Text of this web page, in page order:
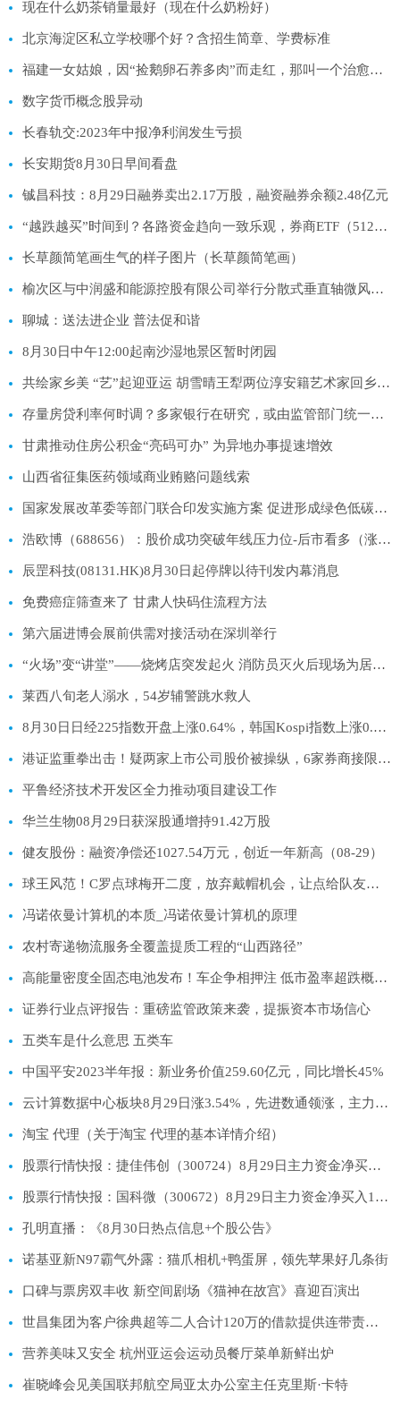
现在什么奶茶销量最好（现在什么奶粉好）
北京海淀区私立学校哪个好？含招生简章、学费标准
福建一女姑娘，因“捡鹅卵石养多肉”而走红，那叫一个治愈，晒晒
数字货币概念股异动
长春轨交:2023年中报净利润发生亏损
长安期货8月30日早间看盘
铖昌科技：8月29日融券卖出2.17万股，融资融券余额2.48亿元
“越跌越买”时间到？各路资金趋向一致乐观，券商ETF（512000）单日获超3亿元增仓，杠杆资金同步加码
长草颜简笔画生气的样子图片（长草颜简笔画）
榆次区与中润盛和能源控股有限公司举行分散式垂直轴微风发电项目合作框架协议签约仪式
聊城：送法进企业 普法促和谐
8月30日中午12:00起南沙湿地景区暂时闭园
共绘家乡美 “艺”起迎亚运 胡雪晴王犁两位淳安籍艺术家回乡办展
存量房贷利率何时调？多家银行在研究，或由监管部门统一部署
甘肃推动住房公积金“亮码可办” 为异地办事提速增效
山西省征集医药领域商业贿赂问题线索
国家发展改革委等部门联合印发实施方案 促进形成绿色低碳产业竞争优势
浩欧博（688656）：股价成功突破年线压力位-后市看多（涨）（08-30）
辰罡科技(08131.HK)8月30日起停牌以待刊发内幕消息
免费癌症筛查来了 甘肃人快码住流程方法
第六届进博会展前供需对接活动在深圳举行
“火场”变“讲堂”——烧烤店突发起火 消防员灭火后现场为居民讲解防火知识
莱西八旬老人溺水，54岁辅警跳水救人
8月30日日经225指数开盘上涨0.64%，韩国Kospi指数上涨0.91%
港证监重拳出击！疑两家上市公司股价被操纵，6家券商接限制通知书
平鲁经济技术开发区全力推动项目建设工作
华兰生物08月29日获深股通增持91.42万股
健友股份：融资净偿还1027.54万元，创近一年新高（08-29）
球王风范！C罗点球梅开二度，放弃戴帽机会，让点给队友主罚
冯诺依曼计算机的本质_冯诺依曼计算机的原理
农村寄递物流服务全覆盖提质工程的“山西路径”
高能量密度全固态电池发布！车企争相押注 低市盈率超跌概念股出炉
证券行业点评报告：重磅监管政策来袭，提振资本市场信心
五类车是什么意思 五类车
中国平安2023半年报：新业务价值259.60亿元，同比增长45%
云计算数据中心板块8月29日涨3.54%，先进数通领涨，主力资金净流入36.29亿元
淘宝 代理（关于淘宝 代理的基本详情介绍）
股票行情快报：捷佳伟创（300724）8月29日主力资金净买入4197.82万元
股票行情快报：国科微（300672）8月29日主力资金净买入1852.42万元
孔明直播：《8月30日热点信息+个股公告》
诺基亚新N97霸气外露：猫爪相机+鸭蛋屏，领先苹果好几条街
口碑与票房双丰收 新空间剧场《猫神在故宫》喜迎百演出
世昌集团为客户徐典超等二人合计120万的借款提供连带责任保证担保
营养美味又安全 杭州亚运会运动员餐厅菜单新鲜出炉
崔晓峰会见美国联邦航空局亚太办公室主任克里斯·卡特